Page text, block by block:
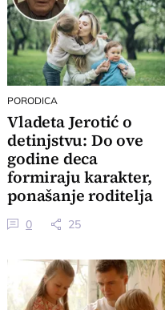
PORODICA
Vladeta Jerotić o
detinjstvu: Do ove
godine deca
formiraju karakter,
ponašanje roditelja
određuje sreću deteta
0 25